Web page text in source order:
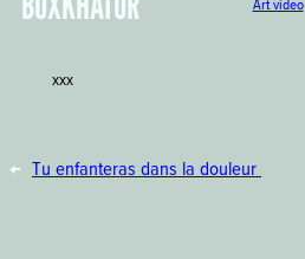
Art video
xxx
← Tu enfanteras dans la douleur